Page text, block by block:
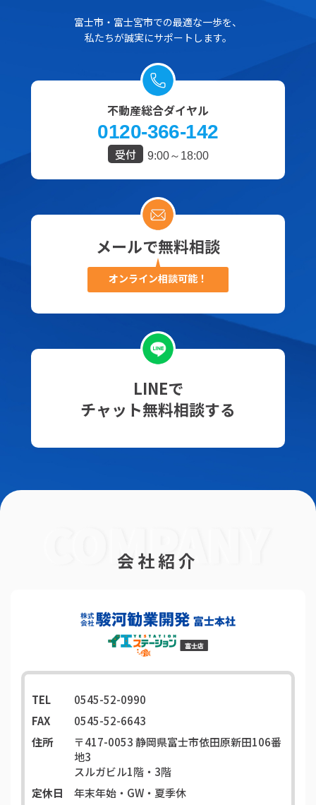
富士市・富士宮市での最適な一歩を、
私たちが誠実にサポートします。
不動産総合ダイヤル
0120-366-142
受付 9:00～18:00
メールで無料相談
オンライン相談可能！
LINEで
チャット無料相談する
会社紹介
TEL
0545-52-0990
FAX
0545-52-6643
住所
〒417-0053静岡県富士市依田原新田106番
地3
スルガビル1階・3階
定休日
年末年始・GW・夏季休